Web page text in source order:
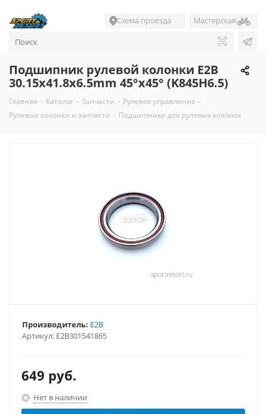
Схема проезда Мастерская
Подшипник рулевой колонки E2B
30.15x41.8x6.5mm 45°х45° (K845H6.5)
Главная - Каталог - Запчасти - Рулевое управление -
Рулевые колонки и запчасти - Подшипники для рулевых колонок
Артикул: E2B301541865
Производитель: E2B
649 руб.
Нет в наличии